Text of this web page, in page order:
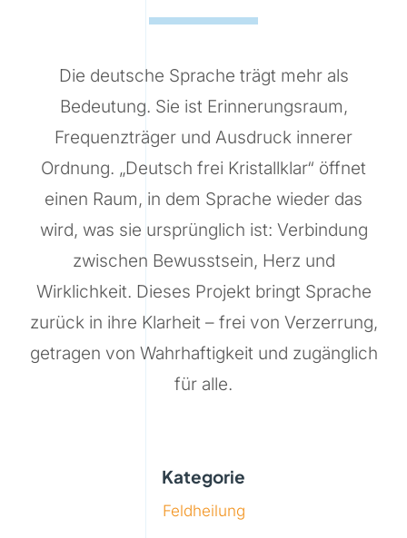
Die deutsche Sprache trägt mehr als
Bedeutung. Sie ist Erinnerungsraum,
Frequenzträger und Ausdruck innerer
Ordnung. „Deutsch frei Kristallklar“ öffnet
einen Raum, in dem Sprache wieder das
wird, was sie ursprünglich ist: Verbindung
zwischen Bewusstsein, Herz und
Wirklichkeit. Dieses Projekt bringt Sprache
zurück in ihre Klarheit – frei von Verzerrung,
getragen von Wahrhaftigkeit und zugänglich
für alle.
Kategorie
Feldheilung